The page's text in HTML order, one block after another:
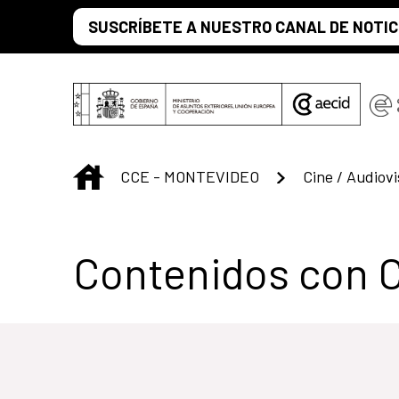
Saltar al contenido principal
SUSCRÍBETE A NUESTRO CANAL DE
INICIO
CCE - MONTEVIDEO Cine /
Centro Cultural
Contenidos con